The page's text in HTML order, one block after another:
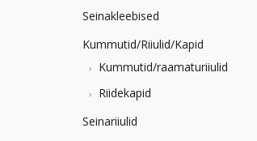
Seinakleebised
Kummutid/Riiulid/Kapid
Kummutid/raamaturiiulid
Riidekapid
Seinariiulid